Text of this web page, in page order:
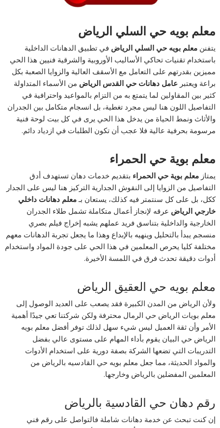
معلم بويه حي السلي الرياض
يتفننمعلم بويه حي السلي الرياض في تطبيق الدهانات الداخلية
باستخدام تقنيات تحاكي الأساليب الأوروبية والشرقية فنيين هذا الحي
مميزين بقدرتهم على التعامل مع الأسقف العالية والزوايا الصعبة بكل
براعة ويعتبر عامل دهانات حي القدس الرياض من الأسماء المتداولة
كثير بين المقاولين لما يتمتع به من التزام بالمواعيد واحترافية في
التفاصيل اللون هنا ليس مجرد تغطية، بل انسجام متكامل بين الجدران
والأثاث ونمط الحياة من يدخل هذا الحي يرى في كل بيت لوحة فنية
مرسومة بحرفية عالية فلا عجب أن تكون الطلبات في ازدياد دائم.
معلم بوية حي الحمراء
يمتازمعلم بوية حي الحمراء بتقديم خدمات دهان تستهدف أدق
التفاصيل من الزوايا إلى النقوش الجدارية التركيز هنا ليس على الجدار
ككل، بل على كل سنتمتر فيه كذلك، يستعان بـمعلم دهانات داخلي
خارجي الرياض عرقه لإنجاز أعمال متكاملة تشمل طلاء الجدران
الخارجية والداخلية بتناسق فريد عملهم يشبه إخراج فيلم بصري
منسجم يبدأ بالتحليل وينهيه بالإبداع وهذا ما يجعل تجربة الدهانات معهم
مختلفة كليا يحرص المعلمين في هذا الحي على جودة المواد واستخدام
أدوات دقيقة تحدث فرق في اللمسة الأخيرة.
معلم بويه حي العقيق الرياض
ولأن الرياض من المدن الكبيرة فقد يصعب على العديد الوصول إلى
معلم بويات الرياض حي الرمال محترفة ولكن شركتنا تعي جيدًا أهمية
الأمر وأن ثقة العميل ليس شيء سهل لذلك توفر أفضل معلم بويه
الرياض حي البيان يقوم بأداء المهام على مستوى عالي بفضل
التدريبات التي تضعها الشركة بصفة دورية على استخدام الأدوات
والمواد الحديثة، مما جعل معلم بويه حي القادسيه بالرياض من
المعلمين المفضلين بالرياض وخارجها.
رقم دهان حي القادسية بالرياض
إن كنت تبحث عن خدمة دهانات شاملة فالتواصل على رقم فني